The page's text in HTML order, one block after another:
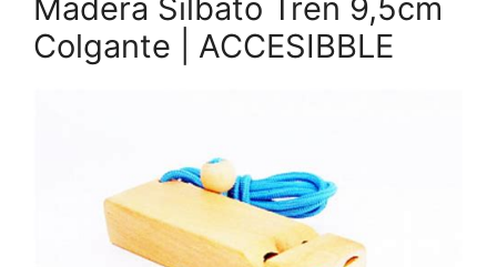
Madera Silbato Tren 9,5cm
Colgante | ACCESIBBLE